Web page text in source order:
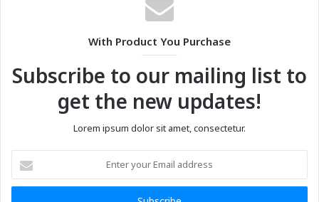
With Product You Purchase
Subscribe to our mailing list to
get the new updates!
Lorem ipsum dolor sit amet, consectetur.
your
Email